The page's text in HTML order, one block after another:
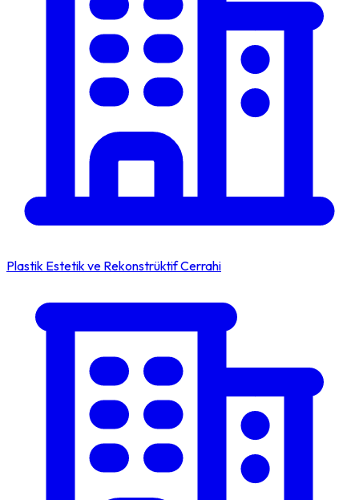
Plastik Estetik ve Rekonstrüktif Cerrahi